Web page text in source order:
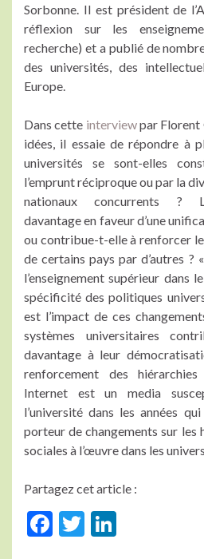
Sorbonne. Il est président de
réflexion sur les
recherche) et a publié de
des universités, des
Europe.
Dans cette interviewpar Florent
idées, il essaie de répondre à
universités se sont-elles
l’emprunt réciproque ou par la
nationaux concurrents ?
davantage en faveur d’une
ou contribue-t-elle à renforcer
de certains pays par d’autres ?
l’enseignement supérieur dans
spécificité des politiques
est l’impact de ces
systèmes universitaires
davantage à leur
renforcement des
Internet est un media
l’université dans les années
porteur de changements sur les
sociales à l’œuvre dans les
Partagez cet article :
F
T